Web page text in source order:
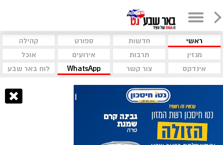
ראשי חדשות ספורט
קהילה
מגזין
תרבות אירועים
אוכל
אינדקס
צור קשר WhatsApp לוח באר שבע